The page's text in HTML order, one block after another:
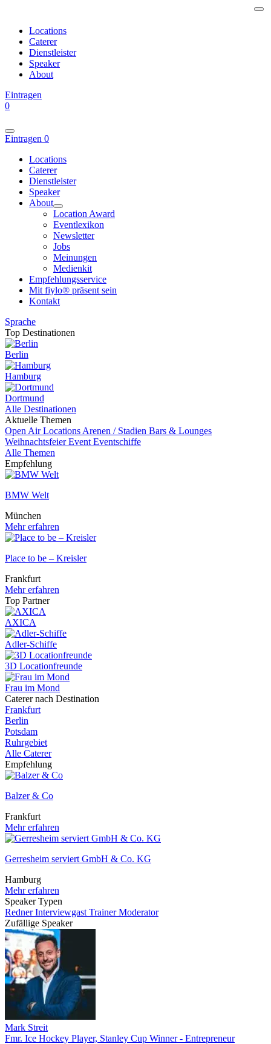
Locations
Caterer
Dienstleister
Speaker
About
Eintragen
0
Eintragen 0
Locations
Caterer
Dienstleister
Speaker
About
Location Award
Eventlexikon
Newsletter
Jobs
Meinungen
Medienkit
Empfehlungsservice
Mit fiylo® präsent sein
Kontakt
Sprache
Top Destinationen
Berlin
Hamburg
Dortmund
Alle Destinationen
Aktuelle Themen
Open Air Locations Arenen / Stadien Bars & Lounges
WeihnachtsfeierEvent Eventschiffe
Alle Themen
Empfehlung
BMW Welt
München
Mehr erfahren
Place to be – Kreisler
Frankfurt
Mehr erfahren
Top Partner
AXICA
Adler-Schiffe
3D Locationfreunde
Frau im Mond
Caterer nach Destination
Frankfurt
Berlin
Potsdam
Ruhrgebiet
Alle Caterer
Empfehlung
Balzer & Co
Frankfurt
Mehr erfahren
Gerresheim serviert GmbH & Co. KG
Hamburg
Mehr erfahren
Speaker Typen
RednerInterviewgast TrainerModerator
Zufällige Speaker
Mark Streit
Fmr. Ice Hockey Player, Stanley Cup Winner - Entrepreneur